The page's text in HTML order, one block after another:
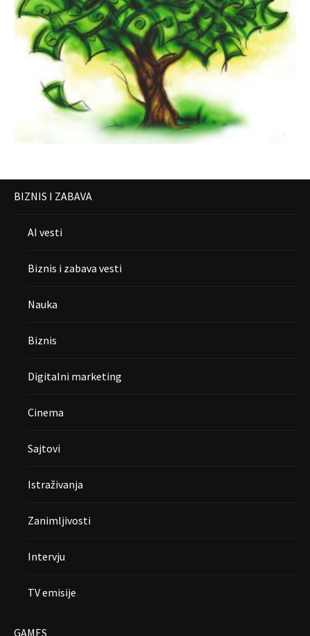
BIZNIS I ZABAVA
AI vesti
Biznis i zabava vesti
Nauka
Biznis
Digitalni marketing
Cinema
Sajtovi
Istraživanja
Zanimljivosti
Intervju
TV emisije
GAMES